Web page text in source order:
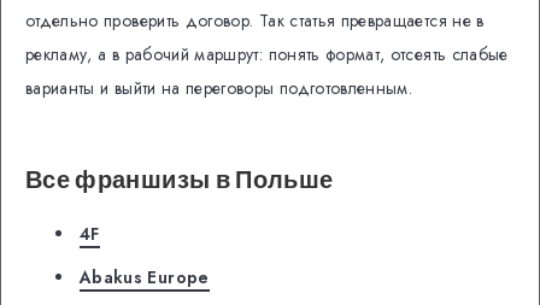
отдельно проверить договор. Так статья превращается не в
рекламу, а в рабочий маршрут: понять формат, отсеять слабые
варианты и выйти на переговоры подготовленным.
Все франшизы в Польше
4F
Abakus Europe